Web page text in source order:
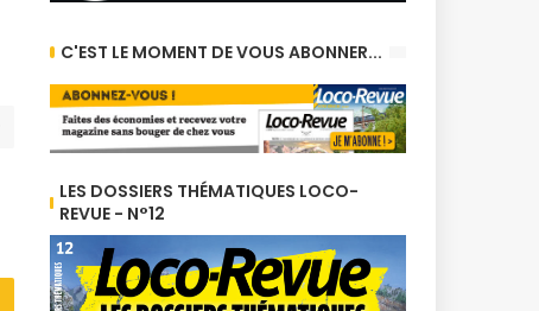
C'EST LE MOMENT DE VOUS ABONNER...
LES DOSSIERS THÉMATIQUES LOCO-
REVUE - N°12